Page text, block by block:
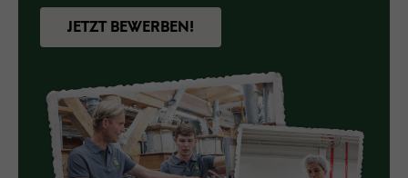
JETZT BEWERBEN!